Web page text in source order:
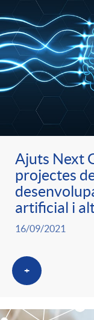
Ajuts Next
projectes
artificial i
16/09/2021
+